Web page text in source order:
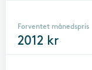
Forventet månedspris
2012 kr